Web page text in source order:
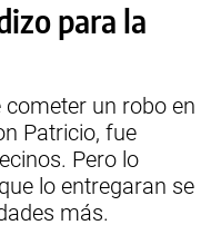
para la
un robo en
Patricio, fue
Pero lo
lo entregaran se
más.